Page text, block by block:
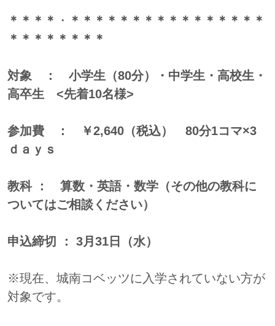
＊＊＊＊ ・
＊＊＊＊＊＊＊＊＊＊＊＊＊＊＊＊
＊＊＊＊＊＊＊＊
対象 ： 小学生（80分）・中学生・高校生・
高卒生 <先着10名様>
参加費 ： ￥2,640（税込） 80分1コマ×3
ｄａｙｓ
教科 ： 算数・英語・数学 （その他の教科に
ついてはご相談ください）
申込締切 ： 3月31日（水）
※現在、城南コベッツに入学されていない方が
対象です。